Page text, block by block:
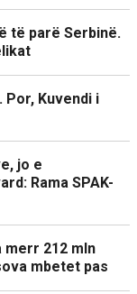
të parë Serbinë.
Por, Kuvendi i
jo e
Rama SPAK-
merr 212 mln
mbetet pas